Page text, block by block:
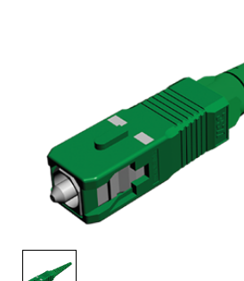
新闻稿
活动信息